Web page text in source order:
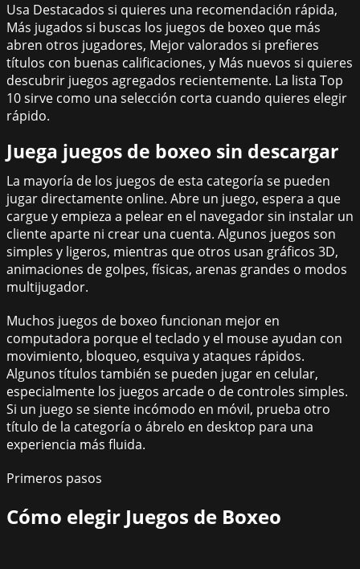
Usa Destacados si quieres una recomendación rápida,
Más jugados si buscas los juegos de boxeo que más
abren otros jugadores, Mejor valorados si prefieres
títulos con buenas calificaciones, y Más nuevos si quieres
descubrir juegos agregados recientemente. La lista Top
10 sirve como una selección corta cuando quieres elegir
rápido.
Juega juegos de boxeo sin descargar
La mayoría de los juegos de esta categoría se pueden
jugar directamente online. Abre un juego, espera a que
cargue y empieza a pelear en el navegador sin instalar un
cliente aparte ni crear una cuenta. Algunos juegos son
simples y ligeros, mientras que otros usan gráficos 3D,
animaciones de golpes, físicas, arenas grandes o modos
multijugador.
Muchos juegos de boxeo funcionan mejor en
computadora porque el teclado y el mouse ayudan con
movimiento, bloqueo, esquiva y ataques rápidos.
Algunos títulos también se pueden jugar en celular,
especialmente los juegos arcade o de controles simples.
Si un juego se siente incómodo en móvil, prueba otro
título de la categoría o ábrelo en desktop para una
experiencia más fluida.
Primeros pasos
Cómo elegir Juegos de Boxeo